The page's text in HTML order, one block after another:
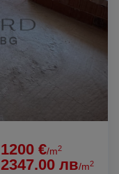
1200 €/m2
2347.00 лв/m2